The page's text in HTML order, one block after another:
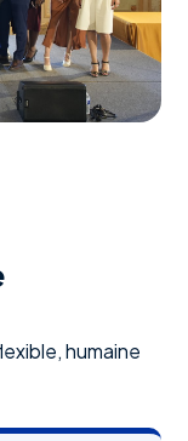
humaine